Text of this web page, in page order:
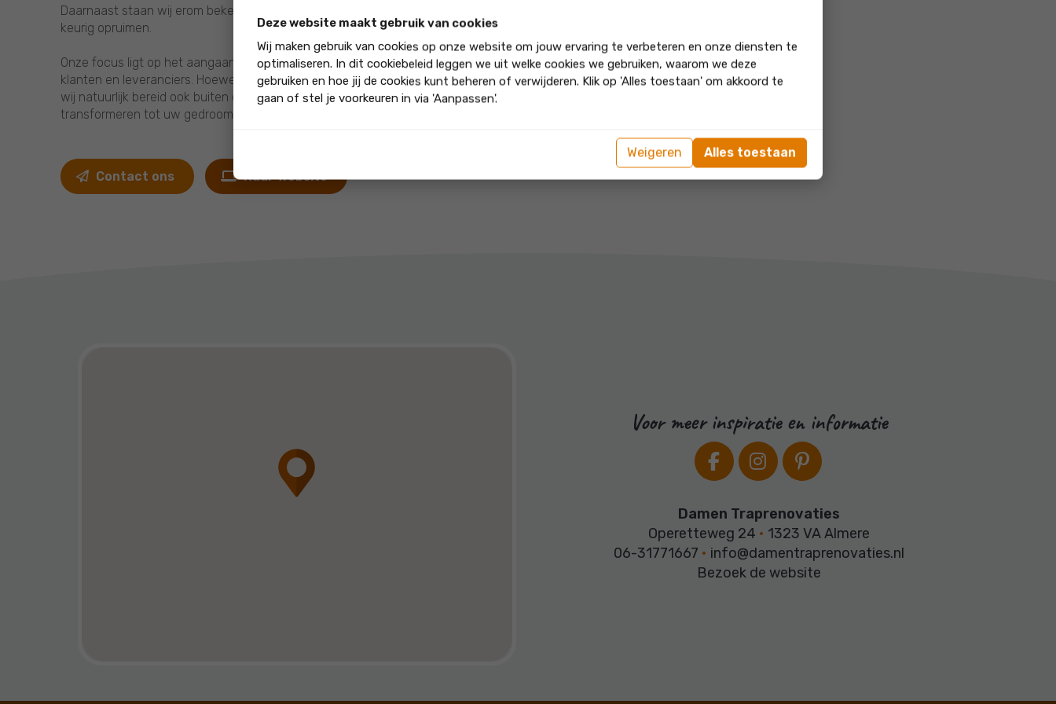
Daarnaast staan wij erom bekend dat wij alles netjes achterlaten en al het afval
keurig opruimen.
Onze focus ligt op het aangaan van persoonlijk contact met onze gewaardeerde
klanten en leveranciers. Hoewel Damen Traprenovaties gevestigd is in Almere, zijn
wij natuurlijk bereid ook buiten onze stadsgrenzen te treden om uw trap te
transformeren tot uw gedroomde pronkstuk!
Contact ons Naar website
Voor meer inspiratie en informatie
Damen Traprenovaties
Operetteweg 24 • 1323 VA Almere
06-31771667 • info@damentraprenovaties.nl
Bezoek de website
Deze website maakt gebruik van cookies
Wij maken gebruik van cookies op onze website om jouw ervaring te verbeteren en onze diensten te
optimaliseren. In dit cookiebeleid leggen we uit welke cookies we gebruiken, waarom we deze
gebruiken en hoe jij de cookies kunt beheren of verwijderen. Klik op 'Alles toestaan' om akkoord te
gaan of stel je voorkeuren in via 'Aanpassen'.
Weigeren Alles toestaan